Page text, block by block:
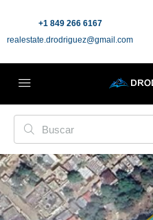
+1 849 266 6167
realestate.drodriguez@gmail.com